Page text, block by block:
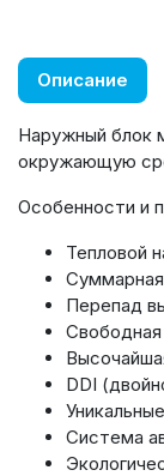
Описание
Наружный блок
окружающую
Особенности и
Тепловой
Суммарная
Перепад
DDI
Система